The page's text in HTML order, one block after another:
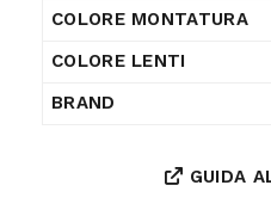
COLORE MONTATURA
COLORE LENTI
BRAND
GUIDA